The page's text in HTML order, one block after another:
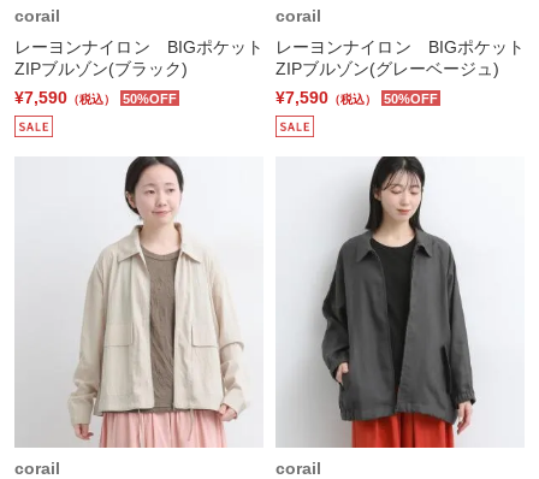
corail
レーヨンナイロン BIGポケット
ZIPブルゾン(ブラック)
¥7,590 （税込） 50%OFF
corail
レーヨンナイロン BIGポケット
ZIPブルゾン(グレーベージュ)
¥7,590 （税込） 50%OFF
corail
corail